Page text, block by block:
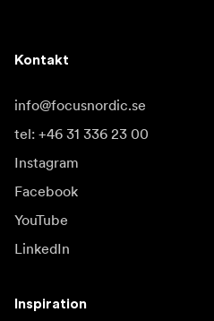
Kontakt
info@focusnordic.se
tel: +46 31 336 23 00
Instagram
Facebook
YouTube
LinkedIn
Inspiration